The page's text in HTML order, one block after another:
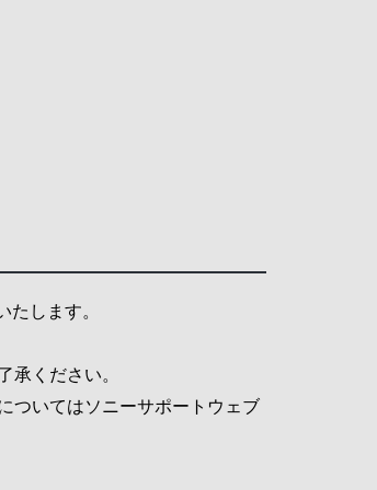
たします。
ください。
ついてはソニーサポートウェブ